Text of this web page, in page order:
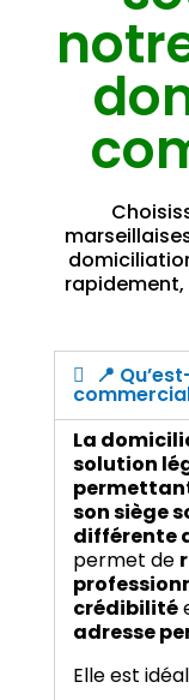
📍
La
solution
son siège
différente
permet de
crédibilité
adresse
Elle est